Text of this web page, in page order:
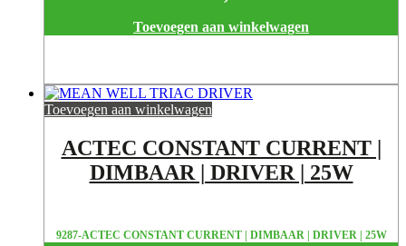
Toevoegen aan winkelwagen
Toevoegen aan winkelwagen
ACTEC CONSTANT CURRENT |
DIMBAAR | DRIVER | 25W
9287-ACTEC CONSTANT CURRENT | DIMBAAR | DRIVER | 25W